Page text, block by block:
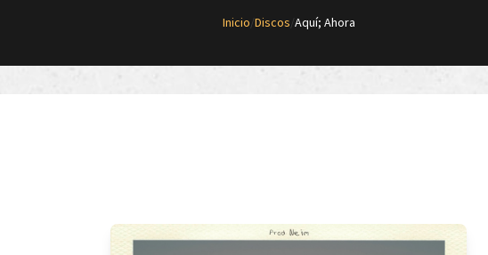
Inicio/Discos/Aquí; Ahora